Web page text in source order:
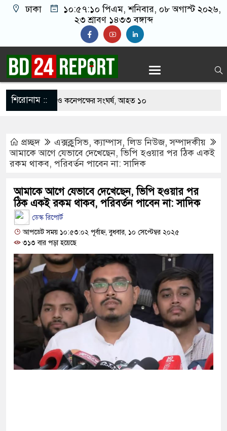
ঢাকা ১০:৫৭:১১ পিএম, শনিবার, ০৮ অগাস্ট ২০২৬,
২৩ শ্রাবণ ১৪৩৩ বঙ্গাব্দ
শিরোনাম ::
খাবার নিয়ে বর ও কনেপক্ষের সংঘর্ষ, আহত ১০
শঙ্কায় দেশজুড়ে পুলিশের সতর্কতা জারি
আ.লীগের গোপন বৈঠক থেকে গ্রেপ্তার ৬
যুবদল সভাপতি আটক, ভিডিও ভাইরাল
দায়ী থাকবে জামায়াত-এনসিপি: রাশেদ খাঁন
দিলেন জামায়াত বহিষ্কাকৃত গাজী নজরুলের ১২
দায়ী থাকবে জামায়াত-এনসিপি: রাশেদ খাঁন
হারিয়েছে বর্তমান সরকার: নাহিদ ইসলাম
করতে ন্যাটোভুক্ত দেশে হামলা চালাতে পারে রাশিয়া
প্রচ্ছদ এক্সক্লুসিভ,ক্যাম্পাস,লিড নিউজ,সম্পাদকীয়
আমাকে আগে যেভাবে দেখেছেন, ভিপি হওয়ার পর ঠিক একই
রকম থাকব, পরিবর্তন পাবেন না: সাদিক
আমাকে আগে যেভাবে দেখেছেন, ভিপি হওয়ার পর
ঠিক একই রকম থাকব, পরিবর্তন পাবেন না: সাদিক
ডেস্ক রিপোর্ট
আপডেট সময় ১০:৫৩:০২ পূর্বাহ্ন, বুধবার, ১০ সেপ্টেম্বর ২০২৫
৩১৩ বার পড়া হয়েছে